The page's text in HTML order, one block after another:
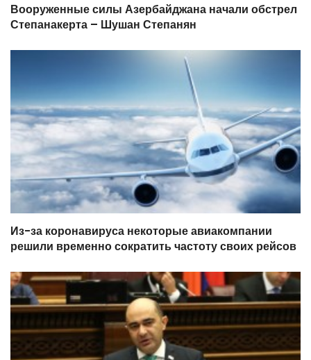
Вооруженные силы Азербайджана начали обстрел
Степанакерта – Шушан Степанян
Из-за коронавируса некоторые авиакомпании
решили временно сократить частоту своих рейсов